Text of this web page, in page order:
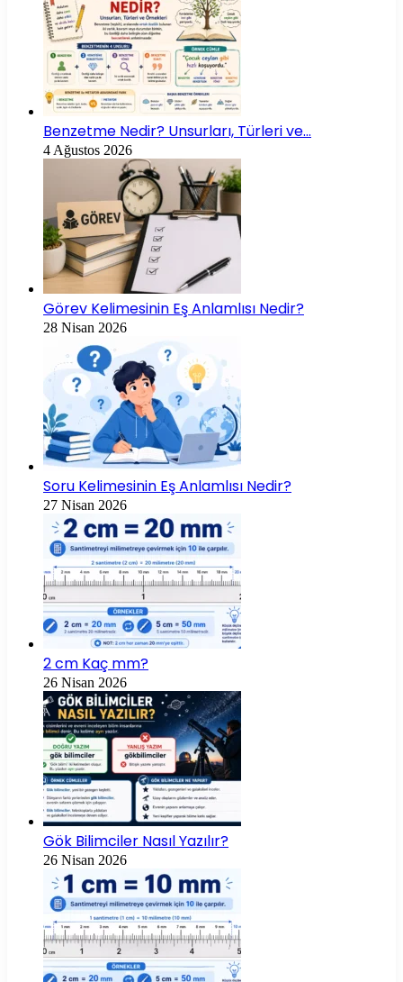
Benzetme Nedir? Unsurları, Türleri ve…
4 Ağustos 2026
Görev Kelimesinin Eş Anlamlısı Nedir?
28 Nisan 2026
Soru Kelimesinin Eş Anlamlısı Nedir?
27 Nisan 2026
2 cm Kaç mm?
26 Nisan 2026
Gök Bilimciler Nasıl Yazılır?
26 Nisan 2026